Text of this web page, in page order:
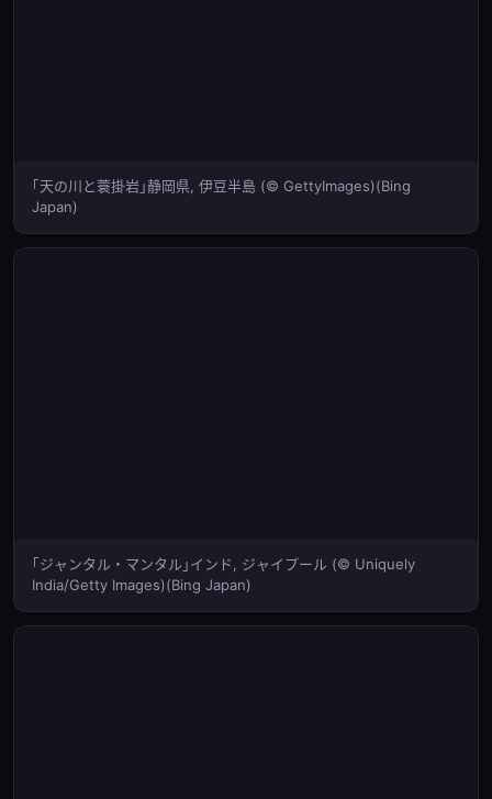
｢天の川と蓑掛岩｣静岡県, 伊豆半島 (© GettyImages)(Bing
Japan)
｢ジャンタル・マンタル｣インド, ジャイプール (© Uniquely
India/Getty Images)(Bing Japan)